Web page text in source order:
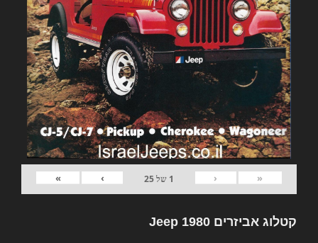
«
‹
1 של25
›
»
קטלוג אביזרים Jeep 1980